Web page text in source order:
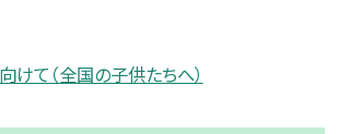
て（全国の子供たちへ）